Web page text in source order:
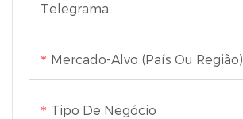
Telegrama
Mercado-Alvo (país Ou Região)
Tipo De Negócio